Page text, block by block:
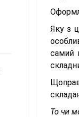
Яку з
самий
То чи